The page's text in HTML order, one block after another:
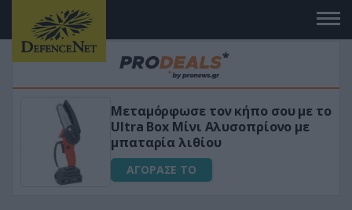
Μεταμόρφωσε τον κήπο σου με το
Ultra Box Μίνι Αλυσοπρίονο με
μπαταρία λιθίου
ΑΓΟΡΑΣΕ ΤΟ